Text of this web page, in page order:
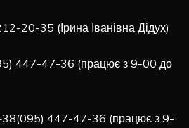
20-35 (Ірина Іванівна Дідух)
447-47-36 (працює з 9-00 до
447-47-36 (працює з 9-